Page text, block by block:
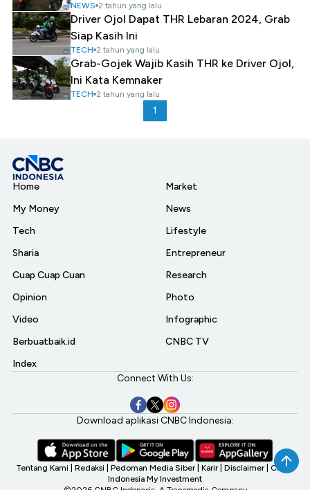
NEWS 2 tahun yang lalu
Driver Ojol Dapat THR Lebaran 2024, Grab
Siap Kasih Ini
TECH 2 tahun yang lalu
Grab-Gojek Wajib Kasih THR ke Driver Ojol,
Ini Kata Kemnaker
TECH 2 tahun yang lalu
1
Home
My Money
Tech
Sharia
Cuap Cuap Cuan
Opinion
Video
Berbuatbaik.id
Index
Market
News
Lifestyle
Entrepreneur
Research
Photo
Infographic
CNBC TV
Connect With Us:
Download aplikasi CNBC Indonesia:
Tentang Kami Redaksi Pedoman Media Siber Karir Disclaimer CNBC
Indonesia My Investment